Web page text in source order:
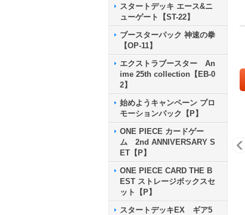
スタートデッキ エース&ニ
ューゲート【ST-22】
ブースターパック 神速の拳
【OP-11】
エクストラブースター An
ime 25th collection【EB-0
2】
始めようキャンペーン プロ
モーションパック【P】
ONE PIECE カードゲー
ム 2nd ANNIVERSARY S
ET【P】
ONE PIECE CARD THE B
EST ストレージボックスセ
ット【P】
スタートデッキEX ギア5